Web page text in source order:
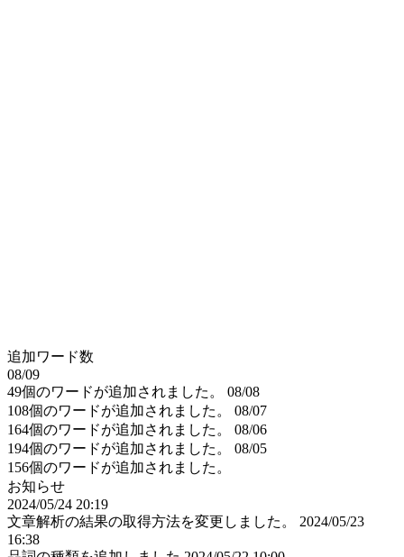
追加ワード数
08/09
49個のワードが追加されました。
08/08
108個のワードが追加されました。
08/07
164個のワードが追加されました。
08/06
194個のワードが追加されました。
08/05
156個のワードが追加されました。
お知らせ
2024/05/24 20:19
文章解析の結果の取得方法を変更しました。
2024/05/23
16:38